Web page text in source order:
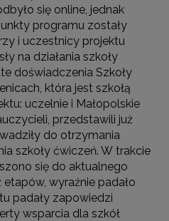
się online, jednak
programu zostały
i uczestnicy projektu
na działania szkoły
doświadczenia Szkoły
która jest szkołą
uczelnie i Małopolskie
przedstawili już
do otrzymania
szkoły ćwiczeń. W trakcie
się do aktualnego
wyraźnie padało
padały zapowiedzi
wsparcia dla szkół